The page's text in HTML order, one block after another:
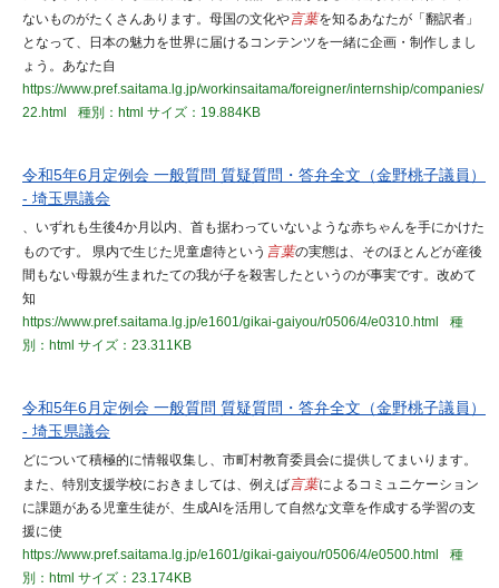
ないものがたくさんあります。母国の文化や言葉を知るあなたが「翻訳者」
となって、日本の魅力を世界に届けるコンテンツを一緒に企画・制作しまし
ょう。あなた自
https://www.pref.saitama.lg.jp/workinsaitama/foreigner/internship/companies/
22.html
種別：html サイズ：19.884KB
令和5年6月定例会 一般質問 質疑質問・答弁全文（金野桃子議員）
- 埼玉県議会
、いずれも生後4か月以内、首も据わっていないような赤ちゃんを手にかけた
ものです。 県内で生じた児童虐待という 言葉の実態は、そのほとんどが産後
間もない母親が生まれたての我が子を殺害したというのが事実です。改めて
知
https://www.pref.saitama.lg.jp/e1601/gikai-gaiyou/r0506/4/e0310.html
種
別：html サイズ：23.311KB
令和5年6月定例会 一般質問 質疑質問・答弁全文（金野桃子議員）
- 埼玉県議会
どについて積極的に情報収集し、市町村教育委員会に提供してまいります。
また、特別支援学校におきましては、例えば言葉によるコミュニケーション
に課題がある児童生徒が、生成AIを活用して自然な文章を作成する学習の支
援に使
https://www.pref.saitama.lg.jp/e1601/gikai-gaiyou/r0506/4/e0500.html
種
別：html サイズ：23.174KB